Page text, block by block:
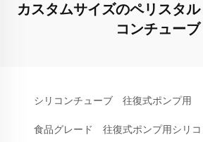
カスタムサイズのペリスタ
コンチューブ
シリコンチューブ 往復式ポンプ用
食品グレード 往復式ポンプ用シリ